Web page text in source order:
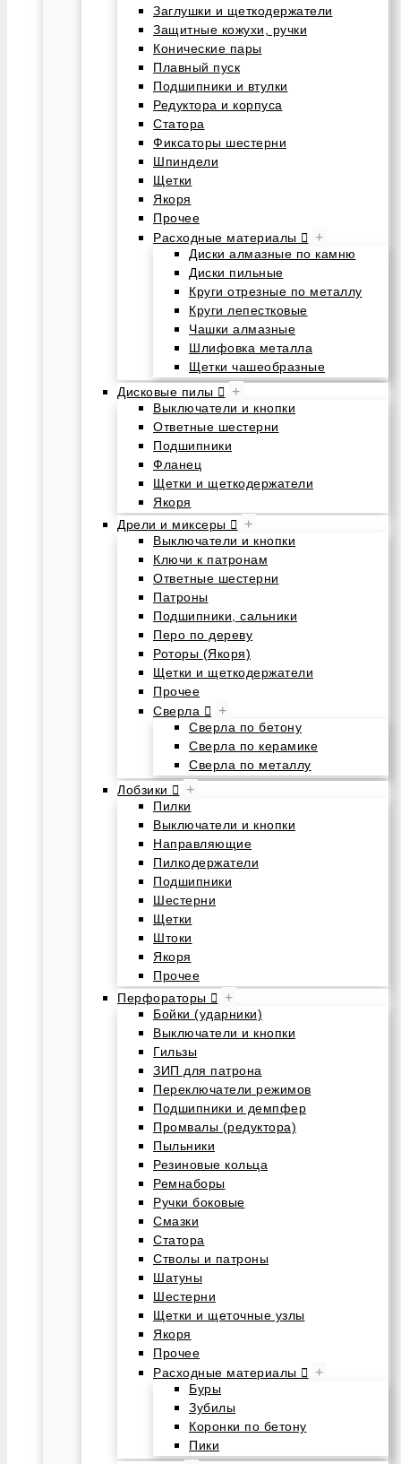
Заглушки и щеткодержатели
Защитные кожухи, ручки
Конические пары
Плавный пуск
Подшипники и втулки
Редуктора и корпуса
Статора
Фиксаторы шестерни
Шпиндели
Щетки
Якоря
Прочее
Расходные материалы
+
Диски алмазные по камню
Диски пильные
Круги отрезные по металлу
Круги лепестковые
Чашки алмазные
Шлифовка металла
Щетки чашеобразные
Дисковые пилы
+
Выключатели и кнопки
Ответные шестерни
Подшипники
Фланец
Щетки и щеткодержатели
Якоря
Дрели и миксеры
+
Выключатели и кнопки
Ключи к патронам
Ответные шестерни
Патроны
Подшипники, сальники
Перо по дереву
Роторы (Якоря)
Щетки и щеткодержатели
Прочее
Сверла
+
Сверла по бетону
Сверла по керамике
Сверла по металлу
Лобзики
+
Пилки
Выключатели и кнопки
Направляющие
Пилкодержатели
Подшипники
Шестерни
Щетки
Штоки
Якоря
Прочее
Перфораторы
+
Бойки (ударники)
Выключатели и кнопки
Гильзы
ЗИП для патрона
Переключатели режимов
Подшипники и демпфер
Промвалы (редуктора)
Пыльники
Резиновые кольца
Ремнаборы
Ручки боковые
Смазки
Статора
Стволы и патроны
Шатуны
Шестерни
Щетки и щеточные узлы
Якоря
Прочее
Расходные материалы
+
Буры
Зубилы
Коронки по бетону
Пики